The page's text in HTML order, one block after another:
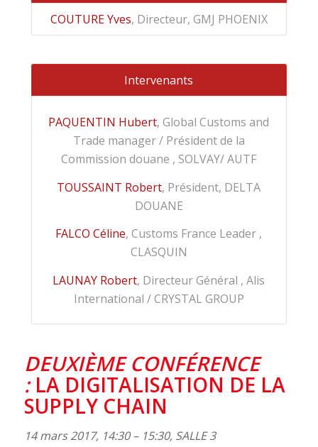
COUTURE Yves, Directeur, GMJ PHOENIX
Intervenants
PAQUENTIN Hubert, Global Customs and
Trade manager / Président de la
Commission douane , SOLVAY/ AUTF
TOUSSAINT Robert, Président, DELTA
DOUANE
FALCO Céline, Customs France Leader ,
CLASQUIN
LAUNAY Robert, Directeur Général , Alis
International / CRYSTAL GROUP
DEUXIÈME CONFÉRENCE
: LA DIGITALISATION DE LA
SUPPLY CHAIN
14 mars 2017, 14:30 – 15:30, SALLE 3